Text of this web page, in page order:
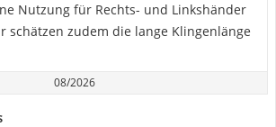
Nutzung für Rechts- und Linkshänder
schätzen zudem die lange Klingenlänge
08/2026